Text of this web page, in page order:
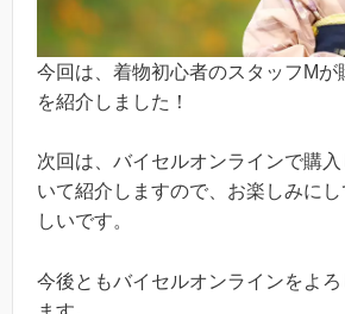
今回は、着物初心者のスタッフMが
を紹介しました！
次回は、バイセルオンラインで購
いて紹介しますので、お楽しみに
しいです。
今後ともバイセルオンラインをよ